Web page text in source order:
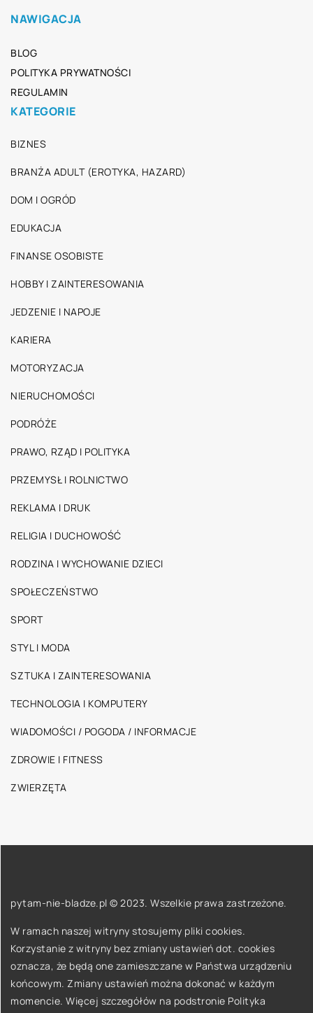
NAWIGACJA
BLOG
POLITYKA PRYWATNOŚCI
REGULAMIN
KATEGORIE
BIZNES
BRANŻA ADULT (EROTYKA, HAZARD)
DOM I OGRÓD
EDUKACJA
FINANSE OSOBISTE
HOBBY I ZAINTERESOWANIA
JEDZENIE I NAPOJE
KARIERA
MOTORYZACJA
NIERUCHOMOŚCI
PODRÓŻE
PRAWO, RZĄD I POLITYKA
PRZEMYSŁ I ROLNICTWO
REKLAMA I DRUK
RELIGIA I DUCHOWOŚĆ
RODZINA I WYCHOWANIE DZIECI
SPOŁECZEŃSTWO
SPORT
STYL I MODA
SZTUKA I ZAINTERESOWANIA
TECHNOLOGIA I KOMPUTERY
WIADOMOŚCI / POGODA / INFORMACJE
ZDROWIE I FITNESS
ZWIERZĘTA
pytam-nie-bladze.pl © 2023. Wszelkie prawa zastrzeżone.
W ramach naszej witryny stosujemy pliki cookies.
Korzystanie z witryny bez zmiany ustawień dot. cookies
oznacza, że będą one zamieszczane w Państwa urządzeniu
końcowym. Zmiany ustawień można dokonać w każdym
momencie. Więcej szczegółów na podstronie Polityka